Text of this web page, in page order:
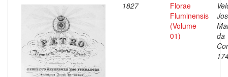
1827
Florae
Fluminensis
(Volume
01)
da